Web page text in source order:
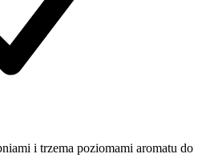
i trzema poziomami aromatu do